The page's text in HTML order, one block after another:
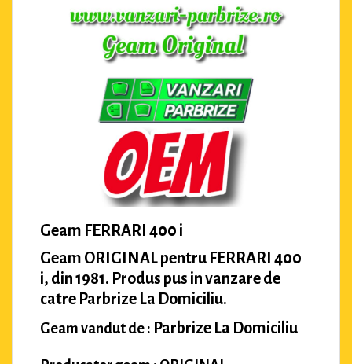
Geam FERRARI 400 i
Geam ORIGINAL pentru FERRARI 400
i, din 1981. Produs pus in vanzare de
catre Parbrize La Domiciliu.
Geam vandut de : Parbrize La Domiciliu